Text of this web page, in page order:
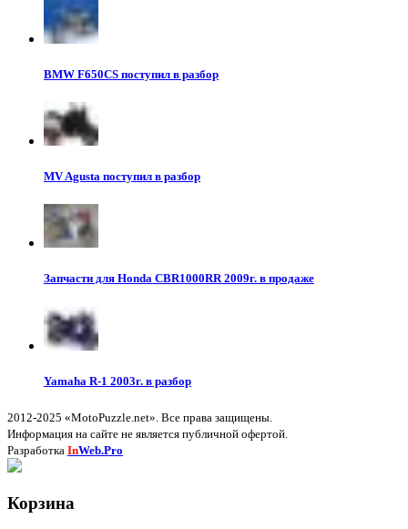
BMW F650CS поступил в разбор
MV Agusta поступил в разбор
Запчасти для Honda CBR1000RR 2009г. в продаже
Yamaha R-1 2003г. в разбор
2012-2025 «MotoPuzzle.net». Все права защищены.
Информация на сайте не является публичной офертой.
Разработка InWeb.Pro
Корзина